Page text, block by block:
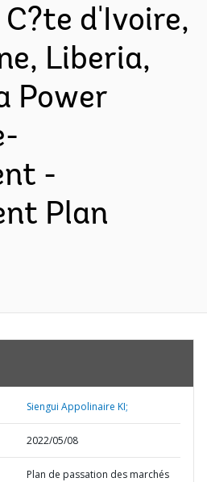
C?te d'Ivoire,
Liberia,
Power
-
Plan
Siengui Appolinaire KI;
2022/05/08
Plan de passation des marchés